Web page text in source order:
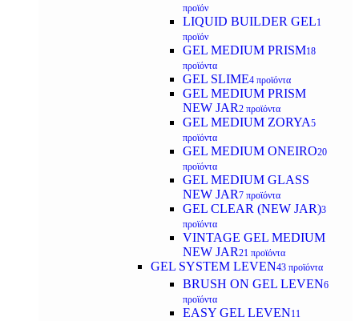
προϊόν
LIQUID BUILDER GEL1
προϊόν
GEL MEDIUM PRISM18
προϊόντα
GEL SLIME4 προϊόντα
GEL MEDIUM PRISM
NEW JAR2 προϊόντα
GEL MEDIUM ZORYA5
προϊόντα
GEL MEDIUM ONEIRO20
προϊόντα
GEL MEDIUM GLASS
NEW JAR7 προϊόντα
GEL CLEAR (NEW JAR)3
προϊόντα
VINTAGE GEL MEDIUM
NEW JAR21 προϊόντα
GEL SYSTEM LEVEN43 προϊόντα
BRUSH ON GEL LEVEN6
προϊόντα
EASY GEL LEVEN11